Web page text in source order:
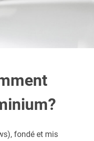
fondé et mis